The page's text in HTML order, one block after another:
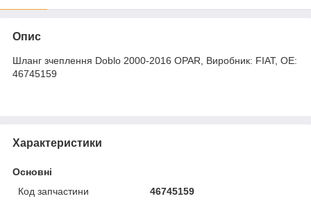
Опис
Шланг зчеплення Doblo 2000-2016 OPAR, Виробник: FIAT, OE:
46745159
Характеристики
Основні
Код запчастини
46745159